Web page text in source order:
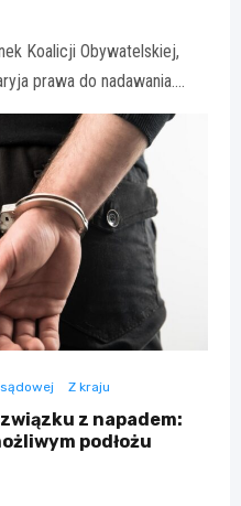
Koalicji Obywatelskiej,
prawa do nadawania.…
Z kraju
z napadem:
podłożu